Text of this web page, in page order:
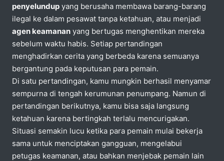
penyelundup yang berusaha membawa barang-barang
ilegal ke dalam pesawat tanpa ketahuan, atau menjadi
agen keamanan yang bertugas menghentikan mereka
sebelum waktu habis. Setiap pertandingan
menghadirkan cerita yang berbeda karena semuanya
bergantung pada keputusan para pemain.
Di satu pertandingan, kamu mungkin berhasil menyamar
sempurna di tengah kerumunan penumpang. Namun di
pertandingan berikutnya, kamu bisa saja langsung
ketahuan karena bertingkah terlalu mencurigakan.
Situasi semakin lucu ketika para pemain mulai bekerja
sama untuk menciptakan gangguan, mengelabui
petugas keamanan, atau bahkan menjebak pemain lain